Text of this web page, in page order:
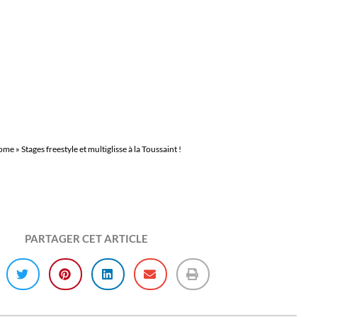
» Stages freestyle et multiglisse à la Toussaint !
PARTAGER CET ARTICLE